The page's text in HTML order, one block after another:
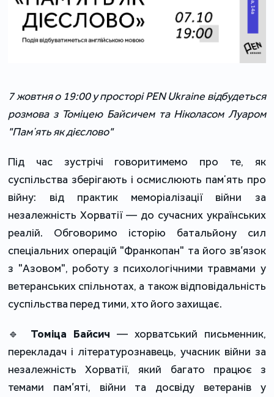
7 жовтня о 19:00 у просторі PEN Ukraine відбудеться
розмова з Томіцею Байсичем та Ніколасом Луаром
"Памʼять як дієслово"
Під час зустрічі говоритимемо про те, як
суспільства зберігають і осмислюють памʼять про
війну: від практик меморіалізації війни за
незалежність Хорватії — до сучасних українських
реалій. Обговоримо історію батальйону сил
спеціальних операцій "Франкопан" та його зв’язок
з "Азовом", роботу з психологічними травмами у
ветеранських спільнотах, а також відповідальність
суспільства перед тими, хто його захищає.
🔹 Томіца Байсич — хорватський письменник,
перекладач і літературознавець, учасник війни за
незалежність Хорватії, який багато працює з
темами пам’яті, війни та досвіду ветеранів у